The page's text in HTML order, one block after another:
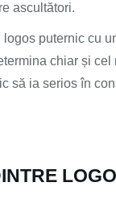
ascultători.
puternic cu
chiar și
să ia serios în